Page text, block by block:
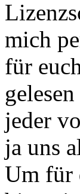
mich
für
jeder
ja uns
Um für